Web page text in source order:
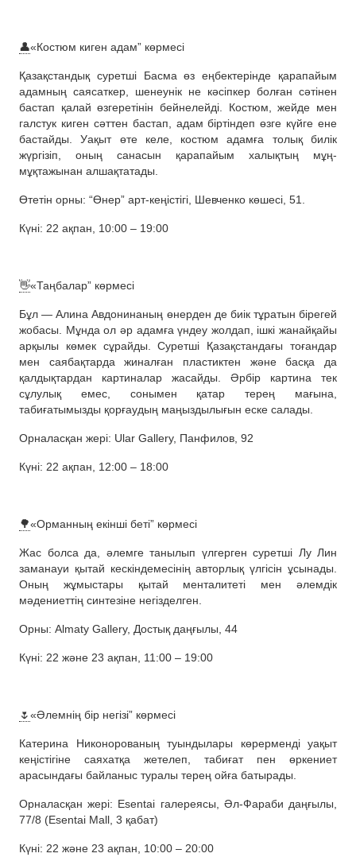
👤«Костюм киген адам” көрмесі
Қазақстандық суретші Басма өз еңбектерінде қарапайым
адамның саясаткер, шенеунік не кәсіпкер болған сәтінен
бастап қалай өзгеретінін бейнелейді. Костюм, жейде мен
галстук киген сәттен бастап, адам біртіндеп өзге күйге ене
бастайды. Уақыт өте келе, костюм адамға толық билік
жүргізіп, оның санасын қарапайым халықтың мұң-
мұқтажынан алшақтатады.
Өтетін орны: “Өнер” арт-кеңістігі, Шевченко көшесі, 51.
Күні: 22 ақпан, 10:00 – 19:00
👋«Таңбалар” көрмесі
Бұл — Алина Авдонинаның өнерден де биік тұратын бірегей
жобасы. Мұнда ол әр адамға үндеу жолдап, ішкі жанайқайы
арқылы көмек сұрайды. Суретші Қазақстандағы тоғандар
мен саябақтарда жиналған пластиктен және басқа да
қалдықтардан картиналар жасайды. Әрбір картина тек
сұлулық емес, сонымен қатар терең мағына,
табиғатымызды қорғаудың маңыздылығын еске салады.
Орналасқан жері: Ular Gallery, Панфилов, 92
Күні: 22 ақпан, 12:00 – 18:00
🌳«Орманның екінші беті” көрмесі
Жас болса да, әлемге танылып үлгерген суретші Лу Лин
заманауи қытай кескіндемесінің авторлық үлгісін ұсынады.
Оның жұмыстары қытай менталитеті мен әлемдік
мәдениеттің синтезіне негізделген.
Орны: Almaty Gallery, Достық даңғылы, 44
Күні: 22 және 23 ақпан, 11:00 – 19:00
🌷«Әлемнің бір негізі” көрмесі
Катерина Никонорованың туындылары көрерменді уақыт
кеңістігіне саяхатқа жетелеп, табиғат пен өркениет
арасындағы байланыс туралы терең ойға батырады.
Орналасқан жері: Esentai галереясы, Әл-Фараби даңғылы,
77/8 (Esentai Mall, 3 қабат)
Күні: 22 және 23 ақпан, 10:00 – 20:00